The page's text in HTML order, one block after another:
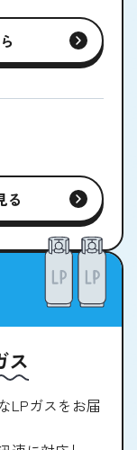
る
ス
LPガスをお届